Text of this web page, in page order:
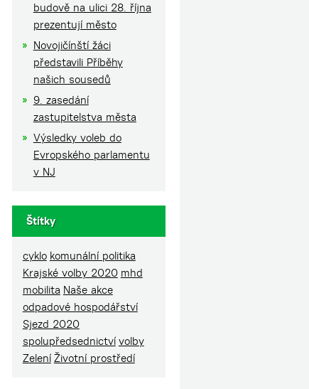
budově na ulici 28. října
prezentují město
Novojičínští žáci
představili Příběhy
našich sousedů
9. zasedání
zastupitelstva města
Výsledky voleb do
Evropského parlamentu
v NJ
Štítky
cyklo komunální politika
Krajské volby 2020 mhd
mobilita Naše akce
odpadové hospodářství
Sjezd 2020
spolupředsednictví volby
Zelení Životní prostředí